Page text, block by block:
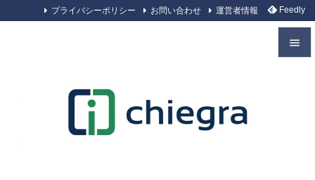

プライバシーポリシー お問い合わせ 運営者情報 Feedly